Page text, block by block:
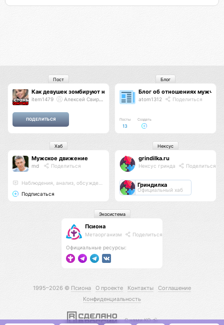
Как девушек зомбируют на меркантильность
item1479 Алексей Свиридов
Пост
Блог об отношениях мужчин
atom1312 Поделиться
Посты
13
Создать
Блог
Мужское движение
md Поделиться
Наблюдения, анализ, обсуждения
Подписаться
Хаб
grindilka.ru
Нексус гринда Поделиться
Гриндилка
Официальный хаб
Нексус
Псиона
Метаорганизм Поделиться
Официальные ресурсы:
Экосистема
1995–2026 © Псиона О проекте Контакты
Соглашение
Конфиденциальность
С нами КО 🕉️